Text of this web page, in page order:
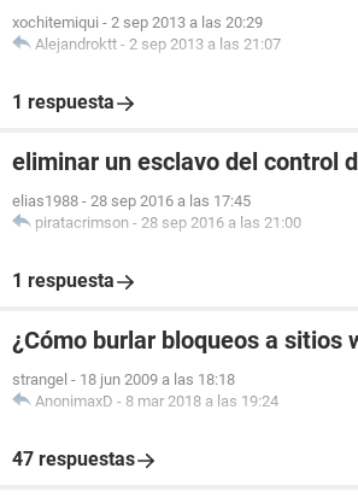
xochitemiqui - 2 sep 2013 a las 20:29
Alejandroktt - 2 sep 2013 a las 21:07
1 respuesta
eliminar un esclavo del control
elias1988 - 28 sep 2016 a las 17:45
piratacrimson - 28 sep 2016 a las 21:00
1 respuesta
¿Cómo burlar bloqueos a sitios
strangel - 18 jun 2009 a las 18:18
AnonimaxD - 8 mar 2018 a las 19:24
47 respuestas